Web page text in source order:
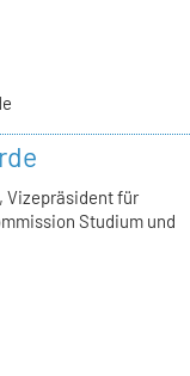
Vizepräsident für
Studium und